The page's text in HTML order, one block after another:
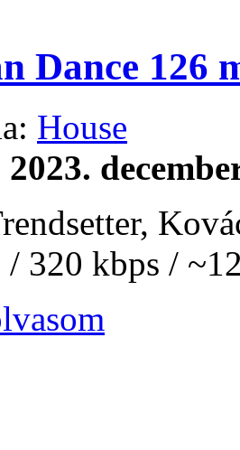
Dance 126
House
2023.
320 kbps /